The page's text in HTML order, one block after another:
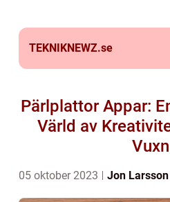
TEKNIKNEWZ.se
Pärlplattor Appar:
Värld av
05 oktober 2023 Jon Larsson